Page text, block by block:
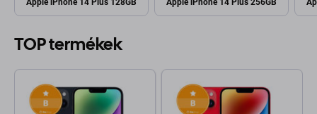
Apple iPhone 14 Plus 128GB Apple iPhone 14 Plus 256GB
TOP termékek